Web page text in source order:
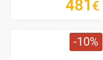
481 €
10